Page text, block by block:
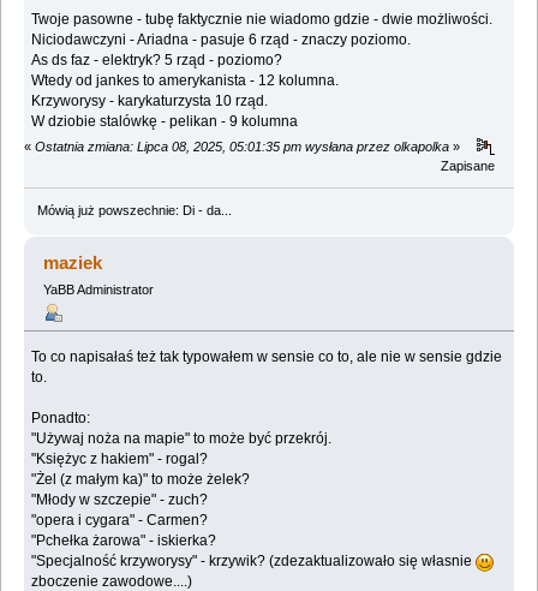
Twoje pasowne - tubę faktycznie nie wiadomo gdzie - dwie możliwości.
Niciodawczyni - Ariadna - pasuje 6 rząd - znaczy poziomo.
As ds faz - elektryk? 5 rząd - poziomo?
Wtedy od jankes to amerykanista - 12 kolumna.
Krzyworysy - karykaturzysta 10 rząd.
W dziobie stalówkę - pelikan - 9 kolumna
« Ostatnia zmiana: Lipca 08, 2025, 05:01:35 pm wysłana przez olkapolka »
Zapisane
Mówią już powszechnie: Di - da...
maziek
YaBB Administrator
To co napisałaś też tak typowałem w sensie co to, ale nie w sensie gdzie
to.
Ponadto:
"Używaj noża na mapie" to może być przekrój.
"Księżyc z hakiem" - rogal?
"Żel (z małym ka)" to może żelek?
"Młody w szczepie" - zuch?
"opera i cygara" - Carmen?
"Pchełka żarowa" - iskierka?
"Specjalność krzyworysy" - krzywik? (zdezaktualizowało się własnie
zboczenie zawodowe....)